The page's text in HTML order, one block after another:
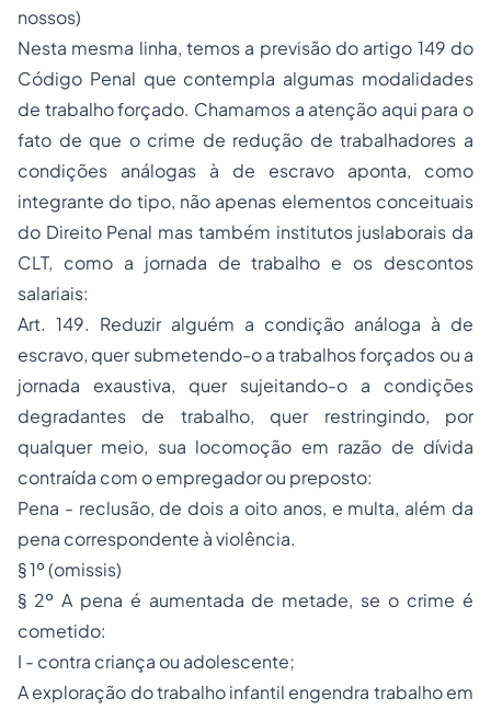
nossos)
Nesta mesma linha, temos a previsão do artigo 149 do
Código Penal que contempla algumas modalidades
de trabalho forçado. Chamamos a atenção aqui para o
fato de que o crime de redução de trabalhadores a
condições análogas à de escravo aponta, como
integrante do tipo, não apenas elementos conceituais
do Direito Penal mas também institutos juslaborais da
CLT, como a jornada de trabalho e os descontos
salariais:
Art. 149. Reduzir alguém a condição análoga à de
escravo, quer submetendo-o a trabalhos forçados ou a
jornada exaustiva, quer sujeitando-o a condições
degradantes de trabalho, quer restringindo, por
qualquer meio, sua locomoção em razão de dívida
contraída com o empregador ou preposto:
Pena - reclusão, de dois a oito anos, e multa, além da
pena correspondente à violência.
§ 1º (omissis)
§ 2º A pena é aumentada de metade, se o crime é
cometido:
I - contra criança ou adolescente;
A exploração do trabalho infantil engendra trabalho em